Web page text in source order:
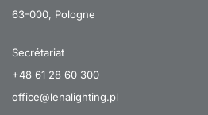
63-000, Pologne
Secrétariat
+48 61 28 60 300
office@lenalighting.pl